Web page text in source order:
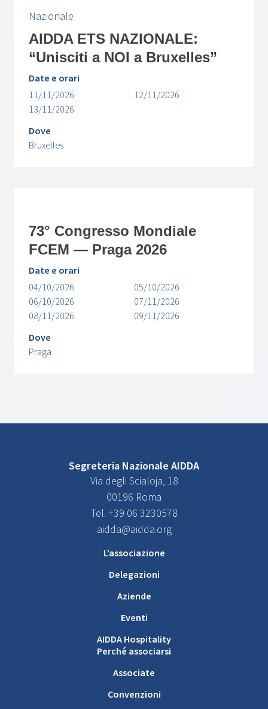
Nazionale
AIDDA ETS NAZIONALE:
“Unisciti a NOI a Bruxelles”
Date e orari
11/11/2026
12/11/2026
13/11/2026
Dove
Bruxelles
73° Congresso Mondiale
FCEM — Praga 2026
Date e orari
04/10/2026
05/10/2026
06/10/2026
07/11/2026
08/11/2026
09/11/2026
Dove
Praga
Segreteria Nazionale AIDDA
Via degli Scialoja, 18
00196 Roma
Tel. +39 06 3230578
aidda@aidda.org
L’associazione
Delegazioni
Aziende
Eventi
AIDDA Hospitality
Perché associarsi
Associate
Convenzioni